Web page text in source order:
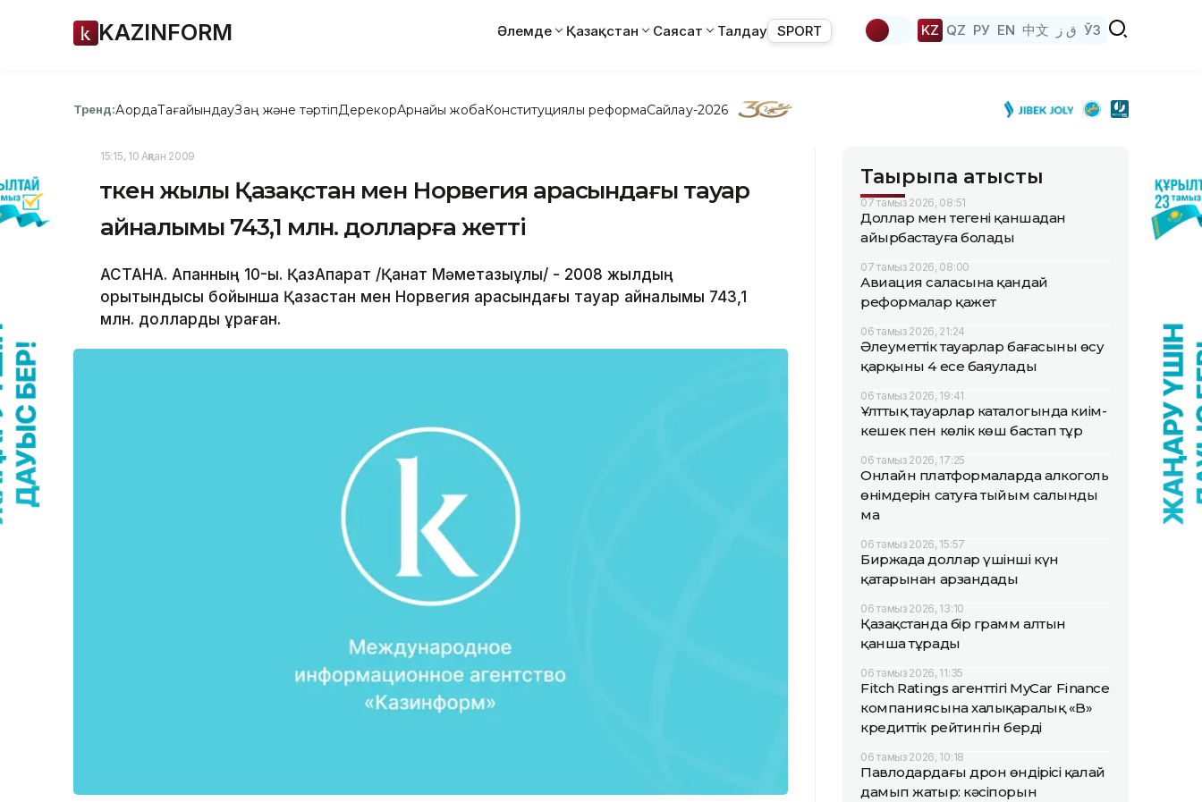
KAZINFORM Әлемде Қазақстан Саясат Талдау SPORT KZ QZ РУ EN 中文 ق ز ЎЗ
Тренд:АқордаТағайындауЗаң және тәртіпДерекқорАрнайы жобаКонституциялық реформаСайлау-2026
15:15, 10 Ақпан 2009
Өткен жылы Қазақстан мен Норвегия арасындағы тауар
айналымы 743,1 млн. долларға жетті
АСТАНА. Ақпанның 10-ы. ҚазАқпарат /Қанат Мәметқазыұлы/ - 2008 жылдың
қорытындысы бойынша Қазақстан мен Норвегия арасындағы тауар айналымы 743,1
млн. долларды құраған.
Тақырыпқа қатысты
07 тамыз 2026, 08:51
Доллар мен теңгені қаншадан
айырбастауға болады
07 тамыз 2026, 08:00
Авиация саласына қандай
реформалар қажет
06 тамыз 2026, 21:24
Әлеуметтік тауарлар бағасының өсу
қарқыны 4 есе баяулады
06 тамыз 2026, 19:41
Ұлттық тауарлар каталогында киім-
кешек пен көлік көш бастап тұр
06 тамыз 2026, 17:25
Онлайн платформаларда алкоголь
өнімдерін сатуға тыйым салынды
ма
06 тамыз 2026, 15:57
Биржада доллар үшінші күн
қатарынан арзандады
06 тамыз 2026, 13:10
Қазақстанда бір грамм алтын
қанша тұрады
06 тамыз 2026, 11:35
Fitch Ratings агенттігі MyCar Finance
компаниясына халықаралық «B»
кредиттік рейтингін берді
06 тамыз 2026, 10:18
Павлодардағы дрон өндірісі қалай
дамып жатыр: кәсіпорын